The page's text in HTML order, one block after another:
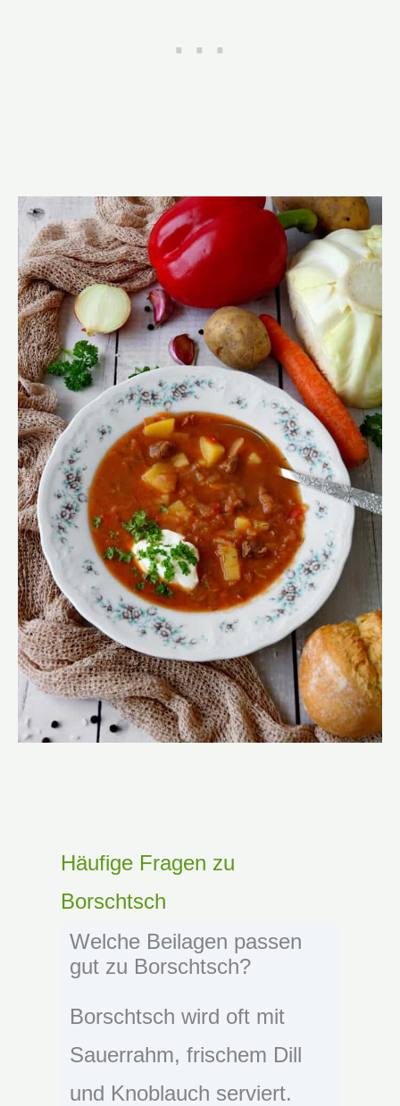
Häufige Fragen zu
Borschtsch
Welche Beilagen passen
gut zu Borschtsch?
Borschtsch wird oft mit
Sauerrahm, frischem Dill
und Knoblauch serviert.